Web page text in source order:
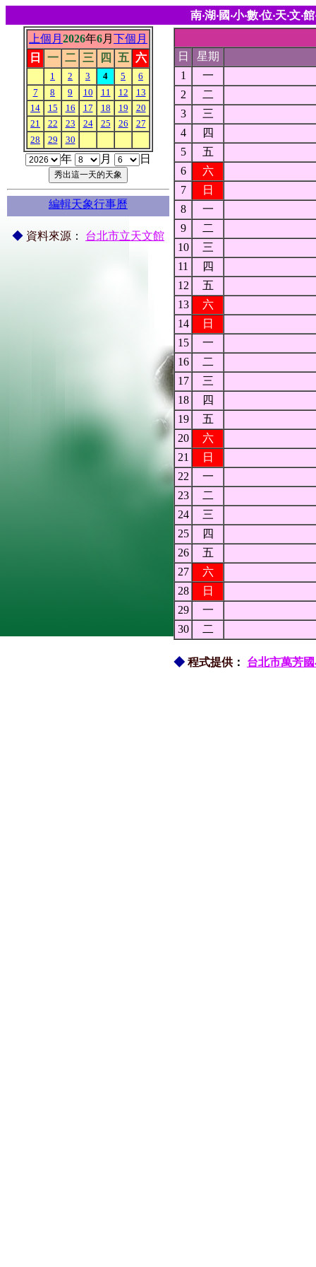
南‧湖‧國‧小‧數‧位‧天‧文‧
上個月 2026年6月 下個月
日
一 二 三 四 五 六
1 2 3 4 5
6
7
8 9 10 11 12
13
14
15 16 17 18 19
20
21
22 23 24 25 26
27
28
29 30
年 月 日
編輯天象行事曆
◆ 資料來源 ： 台北市立天文館
日
星期
1
一
2
二
3
三
4
四
5
五
6
六
7
日
8
一
9
二
10
三
11
四
12
五
13
六
14
日
15
一
16
二
17
三
18
四
19
五
20
六
21
日
22
一
23
二
24
三
25
四
26
五
27
六
28
日
29
一
30
二
◆ 程式提供： 台北市萬芳